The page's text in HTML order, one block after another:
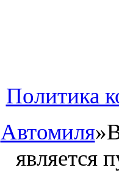
Политика
Автомиля»
является